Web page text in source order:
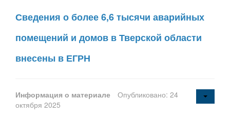
Сведения о более 6,6 тысячи аварийных
помещений и домов в Тверской области
внесены в ЕГРН
Информация о материале
Опубликовано: 24
октября 2025